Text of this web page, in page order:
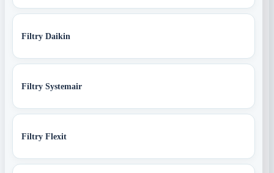
Filtry Daikin
Filtry Systemair
Filtry Flexit